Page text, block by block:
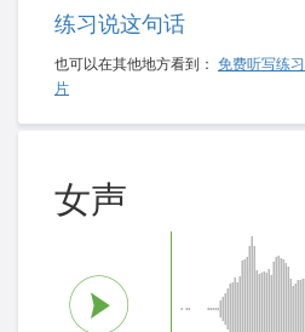
练习说这句话
也可以在其他地方看到： 免费听写练习
片
女声